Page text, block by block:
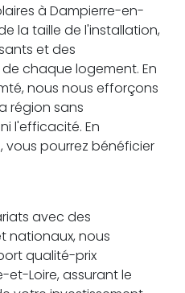
à Dampierre-en-
la taille de l'installation,
et des
chaque logement. En
nous nous efforçons
région sans
l'efficacité. En
vous pourrez bénéficier
avec des
nationaux, nous
qualité-prix
Loire, assurant le